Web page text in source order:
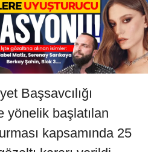
Başsavcılığı
yönelik başlatılan
kapsamında 25